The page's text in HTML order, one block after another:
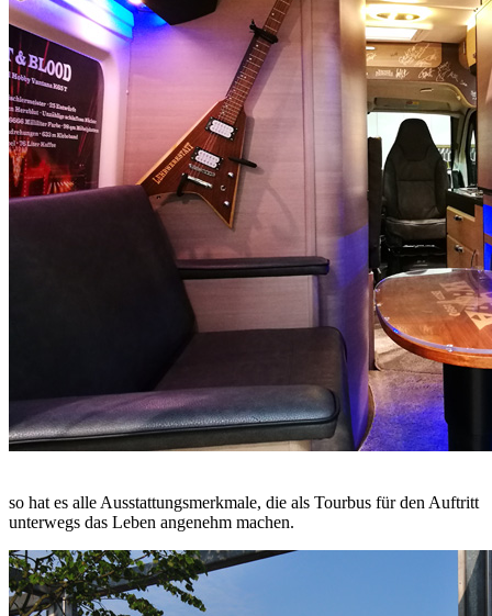
so hat es alle Ausstattungsmerkmale, die als Tourbus für den Auftritt
unterwegs das Leben angenehm machen.